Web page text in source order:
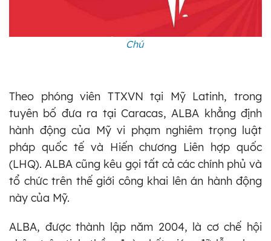
Chú
Theo phóng viên TTXVN tại Mỹ Latinh, trong
tuyên bố đưa ra tại Caracas, ALBA khẳng định
hành động của Mỹ vi phạm nghiêm trọng luật
pháp quốc tế và Hiến chương Liên hợp quốc
(LHQ). ALBA cũng kêu gọi tất cả các chính phủ và
tổ chức trên thế giới công khai lên án hành động
này của Mỹ.
ALBA, được thành lập năm 2004, là cơ chế hội